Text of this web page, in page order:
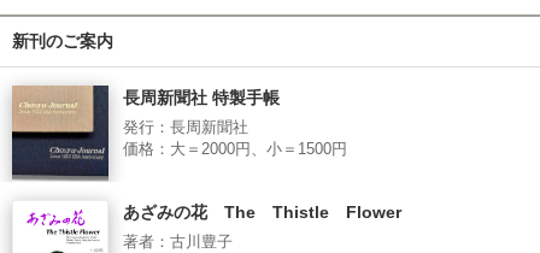
新刊のご案内
長周新聞社 特製手帳
発行：長周新聞社
価格：大＝2000円、小＝1500円
あざみの花 The Thistle Flower
著者：古川豊子